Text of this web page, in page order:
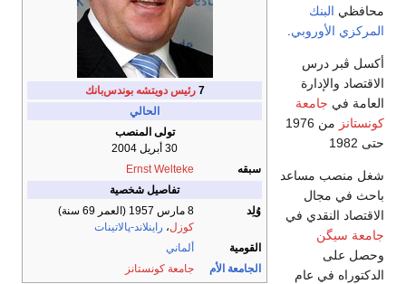
7 رئيس دويتشه بوندس‌بانك
الحالي
تولى المنصب
30 أبريل 2004
سبقه
Ernst Welteke
تفاصيل شخصية
وُلِد
8 مارس 1957
(العمر 69 سنة)
كوزل، راينلاند-پالاتينات
القومية
ألماني
الجامعة الأم
جامعة كونستانز
محافظي البنك
المركزي الأوروبي
أكسل ڤبر درس
الاقتصاد والإدارة
العامة في جامعة
كونستانز
من 1976
حتى 1982
شغل منصب مساعد
باحث في مجال
الاقتصاد النقدي في
جامعة سيگن
وحصل على
الدكتوراه في عام